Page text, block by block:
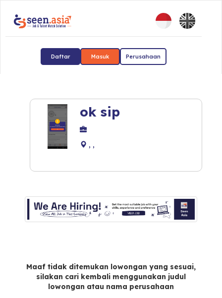
Daftar Masuk Perusahaan
ok sip
, ,
Maaf tidak ditemukan lowongan yang sesuai,
silakan cari kembali menggunakan judul
lowongan atau nama perusahaan